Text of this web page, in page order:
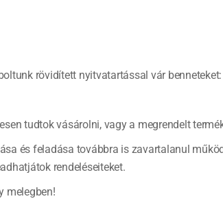
Párolt
A vadhúsok
zsírtartalma,
rövidített nyitvatartással vár benneteket:
tudtok vásárolni, vagy a megrendelt
és feladása továbbra is zavartalanul
rendeléseiteket.
melegben!